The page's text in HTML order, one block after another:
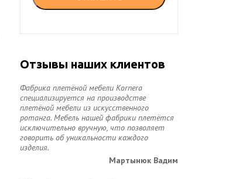
Отзывы наших клиентов
Фабрика плетёной мебели Kornera
специализируется на производстве
плетёной мебели из искусственного
ротанга. Мебель нашей фабрики плетётся
исключительно вручную, что позволяет
говорить об уникальности каждого
изделия.
Мартынюк Вадим